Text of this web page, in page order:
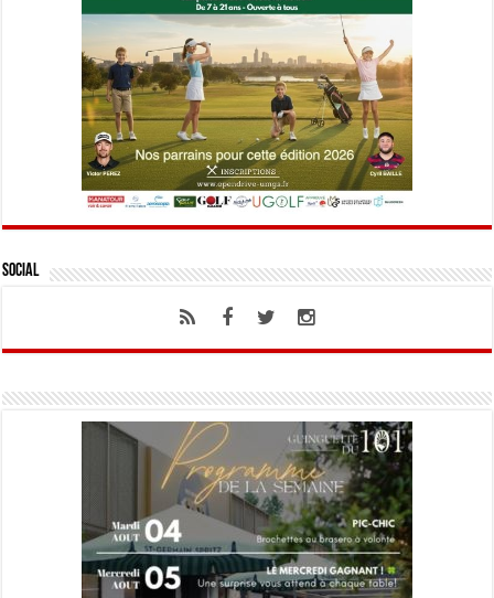
Social